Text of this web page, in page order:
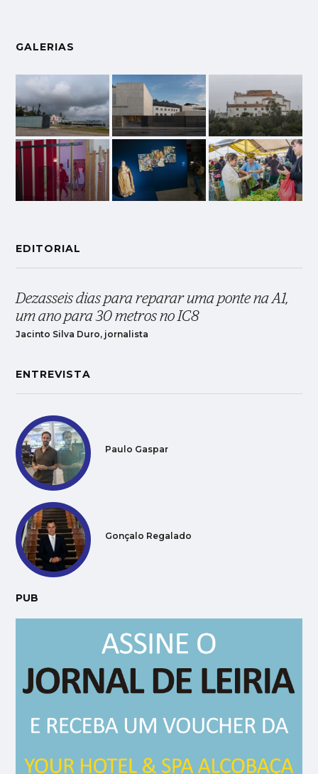
GALERIAS
EDITORIAL
Dezasseis dias para reparar uma ponte na A1,
um ano para 30 metros no IC8
Jacinto Silva Duro, jornalista
ENTREVISTA
Paulo Gaspar
Gonçalo Regalado
PUB